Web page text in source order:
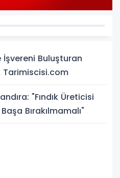
İşvereni Buluşturan
Tarimiscisi.com
"Fındık Üreticisi
Bırakılmamalı"